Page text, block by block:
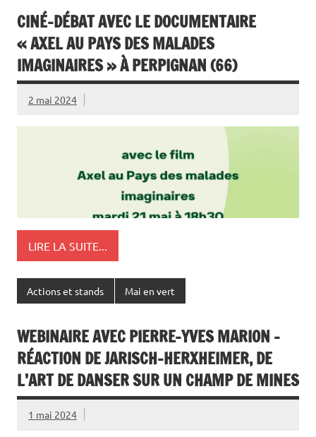
CINÉ-DÉBAT AVEC LE DOCUMENTAIRE
« AXEL AU PAYS DES MALADES
IMAGINAIRES » À PERPIGNAN (66)
2 mai 2024
LIRE LA SUITE...
Actions et stands Mai en vert
WEBINAIRE AVEC PIERRE-YVES MARION –
RÉACTION DE JARISCH-HERXHEIMER, DE
L’ART DE DANSER SUR UN CHAMP DE MINES
1 mai 2024